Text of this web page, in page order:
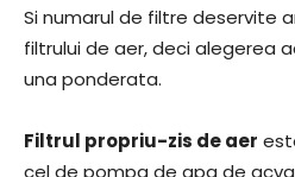
Si numarul de filtre deservite
filtrului de aer, deci alegerea
una ponderata.
Filtrul propriu-zis de aer
cel de pompa de apa de